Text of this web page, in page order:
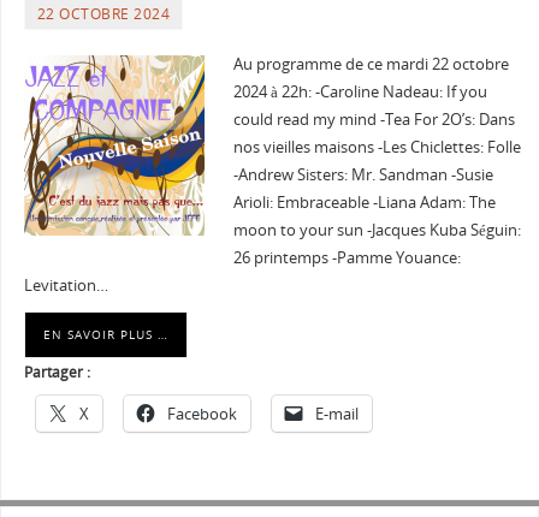
22 OCTOBRE 2024
Au programme de ce mardi 22 octobre
2024 à 22h: -Caroline Nadeau: If you
could read my mind -Tea For 2O’s: Dans
nos vieilles maisons -Les Chiclettes: Folle
-Andrew Sisters: Mr. Sandman -Susie
Arioli: Embraceable -Liana Adam: The
moon to your sun -Jacques Kuba Séguin:
26 printemps -Pamme Youance:
Levitation…
EN SAVOIR PLUS …
Partager :
X Facebook E-mail